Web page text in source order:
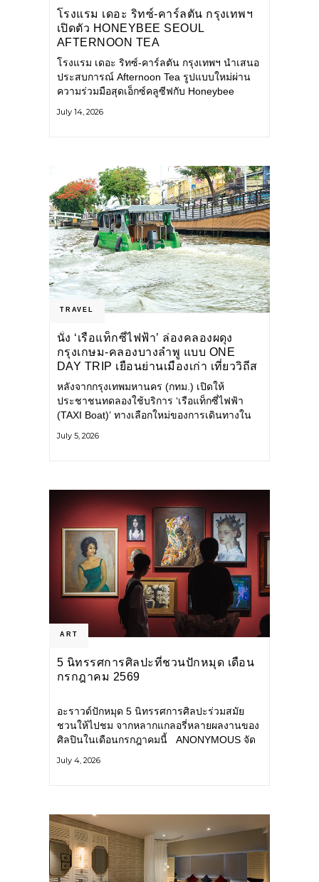
โรงแรม เดอะ ริทซ์-คาร์ลตัน กรุงเทพฯ
เปิดตัว HONEYBEE SEOUL
AFTERNOON TEA
COLLABORATION ณ คาเลโอ
(CALEŌ) ชวนสัมผัสเสน่ห์ของขนม
หวานร่วมสมัยจากกรุงโซล
โรงแรม เดอะ ริทซ์-คาร์ลตัน กรุงเทพฯ นำเสนอ
ประสบการณ์ Afternoon Tea รูปแบบใหม่ผ่าน
ความร่วมมือสุดเอ็กซ์คลูซีฟกับ Honeybee
ดังจากกรุงโซล นำโดยเชฟอึนจอง
July 14, 2026
TRAVEL
นั่ง ‘เรือแท็กซี่ไฟฟ้า’ ล่องคลองผดุง
กรุงเกษม-คลองบางลำพู แบบ ONE
DAY TRIP เยือนย่านเมืองเก่า เที่ยววิถีส
โลว์ไลฟ์แบบรักษ์โลก
หลังจากกรุงเทพมหานคร (กทม.) เปิดให้
ประชาชนทดลองใช้บริการ ‘เรือแท็กซี่ไฟฟ้า
(TAXI Boat)’ ทางเลือกใหม่ของการเดินทางใน
แวดล้อม ผ่านแอปพลิเคชัน MuvMi (มูฟมี)
July 5, 2026
ART
5 นิทรรศการศิลปะที่ชวนปักหมุด เดือน
กรกฎาคม 2569
อะราวด์ปักหมุด 5 นิทรรศการศิลปะร่วมสมัย
ชวนให้ไปชม จากหลากแกลอรี่หลายผลงานของ
ศิลปินในเดือนกรกฎาคมนี้ ANONYMOUS จัด
กลุ่ม Anonymous โดยมี นิ่ม
July 4, 2026